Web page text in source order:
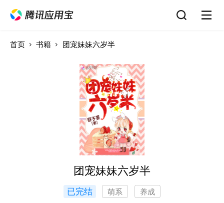
首页 书籍 团宠妹妹六岁半
团宠妹妹六岁半
已完结 萌系
养成